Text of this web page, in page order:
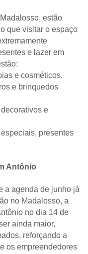
estão
que visitar o espaço
e lazer em
e cosméticos.
e brinquedos
e
presentes
Antônio
a agenda de junho já
no Madalosso, a
no dia 14 de
ainda maior,
reforçando a
os empreendedores